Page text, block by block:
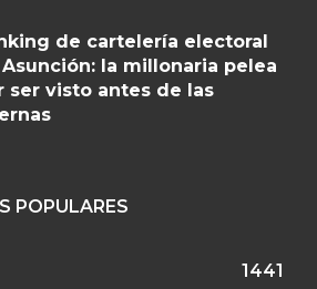
de cartelería electoral
la millonaria pelea
ser visto antes de las
POPULARES
1441